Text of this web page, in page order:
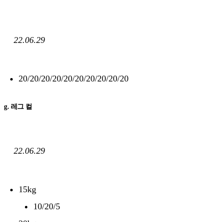
22.06.29
20/20/20/20/20/20/20/20/20/20
g. 레그 컬
22.06.29
15kg
10/20/5